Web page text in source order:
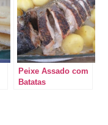
Peixe Assado com
Batatas